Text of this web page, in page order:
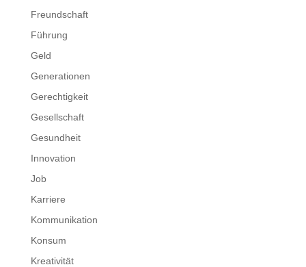
Freundschaft
Führung
Geld
Generationen
Gerechtigkeit
Gesellschaft
Gesundheit
Innovation
Job
Karriere
Kommunikation
Konsum
Kreativität